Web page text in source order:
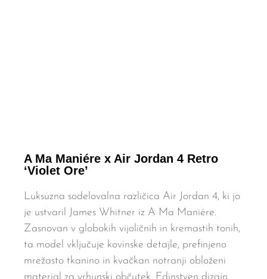
A Ma Maniére x Air Jordan 4 Retro
‘Violet Ore’
Luksuzna sodelovalna različica Air Jordan 4, ki jo
je ustvaril James Whitner iz A Ma Maniére.
Zasnovan v globokih vijoličnih in kremastih tonih,
ta model vključuje kovinske detajle, prefinjeno
mrežasto tkanino in kvačkan notranji obloženi